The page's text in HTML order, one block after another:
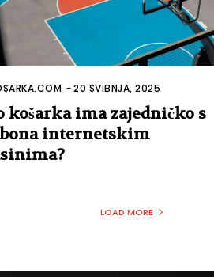
-20 SVIBNJA, 2025
košarka ima zajedničko s
internetskim
LOAD MORE